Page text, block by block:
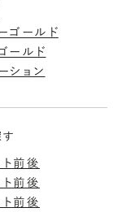
ゴールド
ールド
ション
前後
前後
前後